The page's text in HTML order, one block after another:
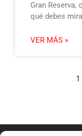
Gran Reserva,
qué debes
VER MÁS »
1